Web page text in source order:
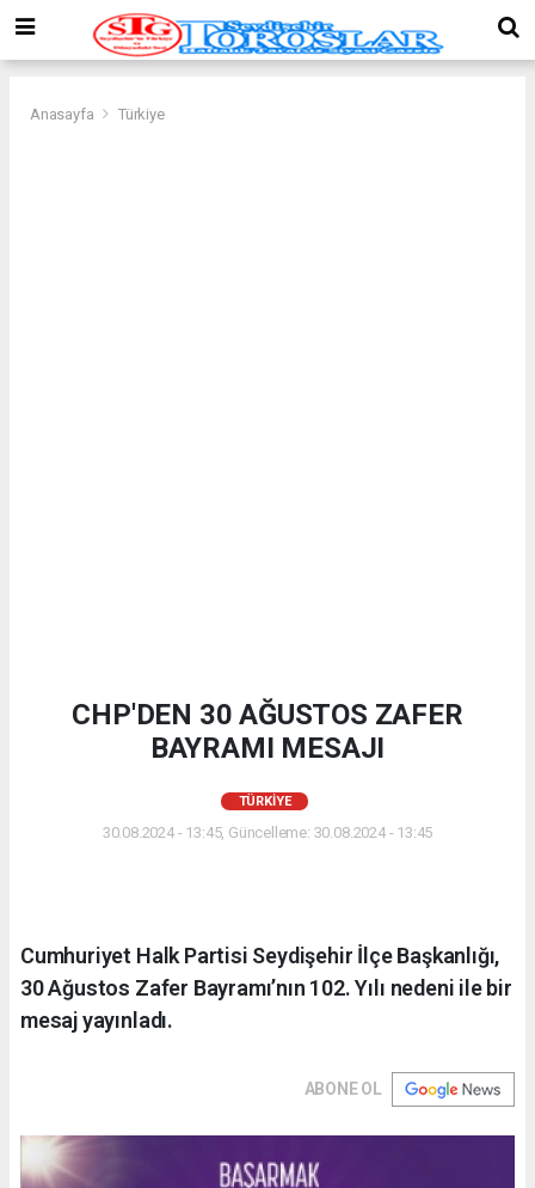
Anasayfa Türkiye
CHP'DEN 30 AĞUSTOS ZAFER
BAYRAMI MESAJI
TÜRKIYE
30.08.2024 - 13:45, Güncelleme: 30.08.2024 - 13:45
Cumhuriyet Halk Partisi Seydişehir İlçe Başkanlığı,
30 Ağustos Zafer Bayramı’nın 102. Yılı nedeni ile bir
mesaj yayınladı.
ABONE OL